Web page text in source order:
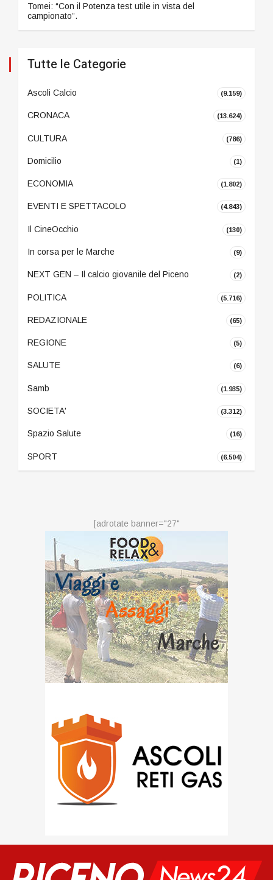
Tomei: “Con il Potenza test utile in vista del
campionato”.
Tutte le Categorie
Ascoli Calcio (9.159)
CRONACA (13.624)
CULTURA (786)
Domicilio (1)
ECONOMIA (1.802)
EVENTI E SPETTACOLO (4.843)
Il CineOcchio (130)
In corsa per le Marche (9)
NEXT GEN – Il calcio giovanile del Piceno (2)
POLITICA (5.716)
REDAZIONALE (65)
REGIONE (5)
SALUTE (6)
Samb (1.935)
SOCIETA' (3.312)
Spazio Salute (16)
SPORT (6.504)
[adrotate banner="27"